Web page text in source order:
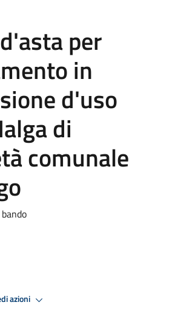
per
in
d'uso
di
comunale
azioni